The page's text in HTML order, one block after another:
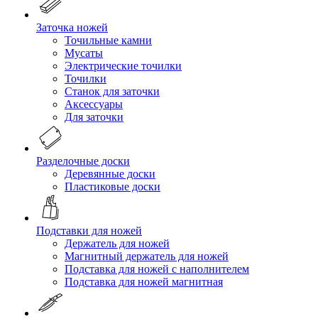
Заточка ножей
Точильные камни
Мусаты
Электрические точилки
Точилки
Станок для заточки
Аксессуары
Для заточки
Разделочные доски
Деревянные доски
Пластиковые доски
Подставки для ножей
Держатель для ножей
Магнитный держатель для ножей
Подставка для ножей с наполнителем
Подставка для ножей магнитная